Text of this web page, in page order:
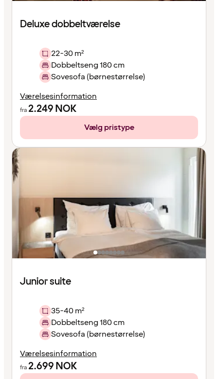
Deluxe dobbeltværelse
22-30 m²
Dobbeltseng 180 cm
Sovesofa (børnestørrelse)
Værelsesinformation
fra 2.249NOK
Vælg pristype
Junior suite
35-40 m²
Dobbeltseng 180 cm
Sovesofa (børnestørrelse)
Værelsesinformation
fra 2.699NOK